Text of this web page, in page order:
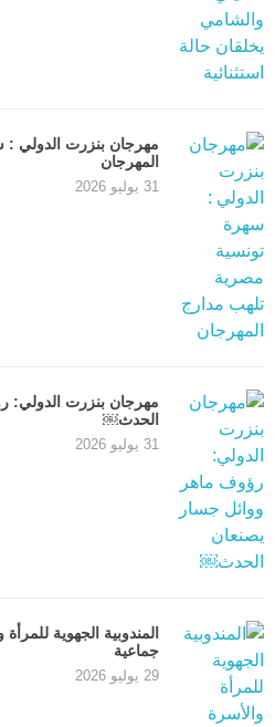
مهرجان بنزرت الدولي
المهرجان
31 يوليو 2026
مهرجان بنزرت الدولي:
الحدث￼
31 يوليو 2026
المندوبية الجهوية
جماعية
29 يوليو 2026